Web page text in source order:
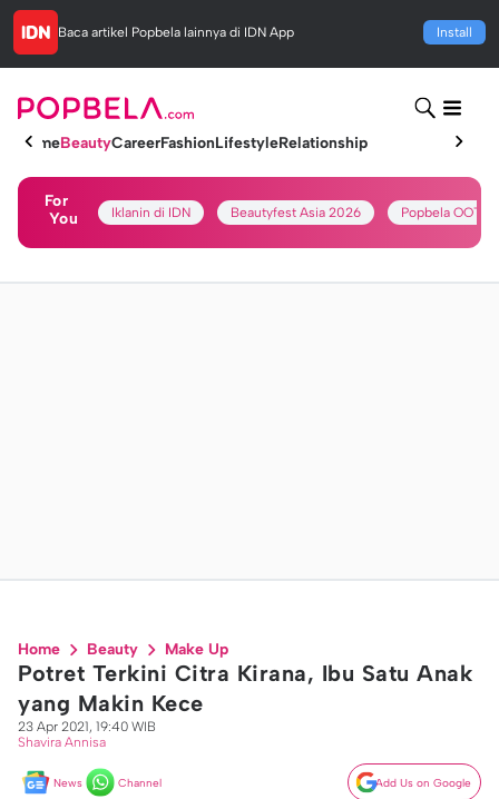
Baca artikel Popbela lainnya di IDN App Install
HomeBeautyCareerFashionLifestyleRelationship
For
You
Iklanin di IDN Beautyfest Asia 2026 Popbela OOTD
Home Beauty Make Up
Potret Terkini Citra Kirana, Ibu Satu Anak
yang Makin Kece
23 Apr 2021, 19:40 WIB
Shavira Annisa
News Channel Add Us on Google